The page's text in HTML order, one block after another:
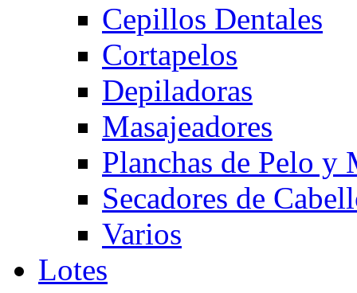
Cepillos Dentales
Cortapelos
Depiladoras
Masajeadores
Planchas de Pelo y
Secadores de
Varios
Lotes